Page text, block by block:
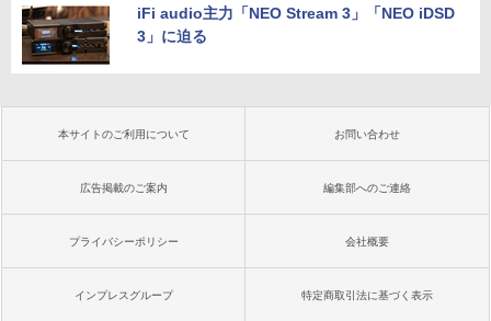
iFi audio主力「NEO Stream 3」「NEO iDSD
3」に迫る
本サイトのご利用について お問い合わせ
広告掲載のご案内 編集部へのご連絡
プライバシーポリシー 会社概要
インプレスグループ 特定商取引法に基づく表示